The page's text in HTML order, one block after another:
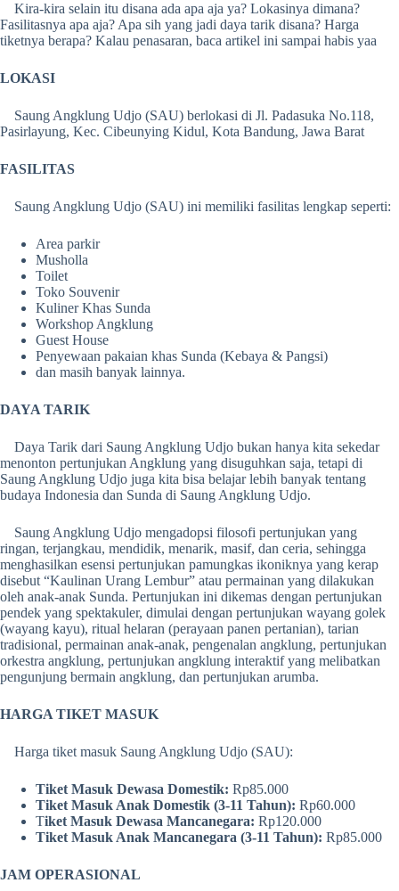
Kira-kira selain itu disana ada apa aja ya? Lokasinya dimana?
Fasilitasnya apa aja? Apa sih yang jadi daya tarik disana? Harga
tiketnya berapa? Kalau penasaran, baca artikel ini sampai habis yaa
LOKASI
Saung Angklung Udjo (SAU) berlokasi di Jl. Padasuka No.118,
Pasirlayung, Kec. Cibeunying Kidul, Kota Bandung, Jawa Barat
FASILITAS
Saung Angklung Udjo (SAU) ini memiliki fasilitas lengkap seperti:
Area parkir
Musholla
Toilet
Toko Souvenir
Kuliner Khas Sunda
Workshop Angklung
Guest House
Penyewaan pakaian khas Sunda (Kebaya & Pangsi)
dan masih banyak lainnya.
DAYA TARIK
Daya Tarik dari Saung Angklung Udjo bukan hanya kita sekedar
menonton pertunjukan Angklung yang disuguhkan saja, tetapi di
Saung Angklung Udjo juga kita bisa belajar lebih banyak tentang
budaya Indonesia dan Sunda di Saung Angklung Udjo.
Saung Angklung Udjo mengadopsi filosofi pertunjukan yang
ringan, terjangkau, mendidik, menarik, masif, dan ceria, sehingga
menghasilkan esensi pertunjukan pamungkas ikoniknya yang kerap
disebut “Kaulinan Urang Lembur” atau permainan yang dilakukan
oleh anak-anak Sunda. Pertunjukan ini dikemas dengan pertunjukan
pendek yang spektakuler, dimulai dengan pertunjukan wayang golek
(wayang kayu), ritual helaran (perayaan panen pertanian), tarian
tradisional, permainan anak-anak, pengenalan angklung, pertunjukan
orkestra angklung, pertunjukan angklung interaktif yang melibatkan
pengunjung bermain angklung, dan pertunjukan arumba.
HARGA TIKET MASUK
Harga tiket masuk Saung Angklung Udjo (SAU):
Tiket Masuk Dewasa Domestik: Rp85.000
Tiket Masuk Anak Domestik (3-11 Tahun): Rp60.000
Tiket Masuk Dewasa Mancanegara: Rp120.000
Tiket Masuk Anak Mancanegara (3-11 Tahun): Rp85.000
JAM OPERASIONAL